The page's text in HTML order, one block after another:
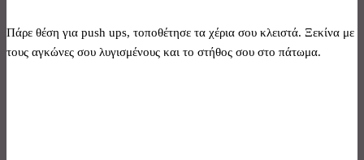
Πάρε θέση για push ups, τοποθέτησε τα χέρια σου κλειστά. Ξεκίνα με
τους αγκώνες σου λυγισμένους και το στήθος σου στο πάτωμα.